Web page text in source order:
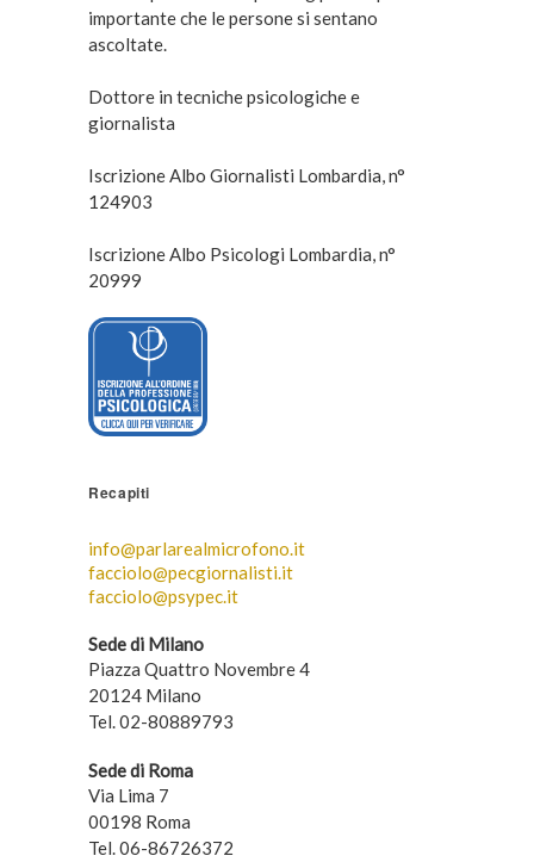
importante che le persone si sentano
ascoltate.
Dottore in tecniche psicologiche e
giornalista
Iscrizione Albo Giornalisti Lombardia, n°
124903
Iscrizione Albo Psicologi Lombardia, n°
20999
Recapiti
info@parlarealmicrofono.it
facciolo@pecgiornalisti.it
facciolo@psypec.it
Sede di Milano
Piazza Quattro Novembre 4
20124 Milano
Tel. 02-80889793
Sede di Roma
Via Lima 7
00198 Roma
Tel. 06-86726372